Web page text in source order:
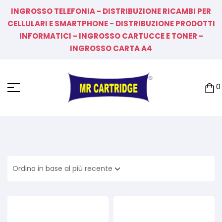
INGROSSO TELEFONIA - DISTRIBUZIONE RICAMBI PER
CELLULARI E SMARTPHONE - DISTRIBUZIONE PRODOTTI
INFORMATICI - INGROSSO CARTUCCE E TONER -
INGROSSO CARTA A4
0